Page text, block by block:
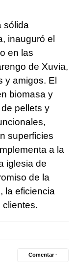
sólida
inauguró el
en las
de Xuvia,
y amigos. El
biomasa y
pellets y
superficies
a la
iglesia de
de la
la eficiencia
Comentar ·